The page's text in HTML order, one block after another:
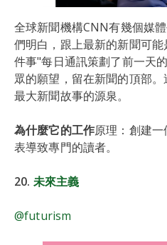
全球新聞機構CNN有幾個媒
們明白，跟上最新的新聞可
件事"每日通訊策劃了前一天
眾的願望，留在新聞的頂部
最大新聞故事的源泉。
為什麼它的工作原理：創建
表導致專門的讀者。
20. 未來主義
@futurism